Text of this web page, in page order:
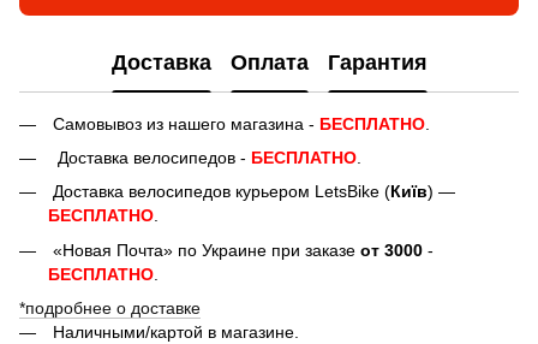
Доставка Оплата Гарантия
Самовывоз из нашего магазина - БЕСПЛАТНО
Доставка велосипедов - БЕСПЛАТНО
Доставка велосипедов курьером LetsBike (Київ) —
БЕСПЛАТНО.
«Новая Почта» по Украине при заказе от 3000 -
БЕСПЛАТНО
*подробнее о доставке
Наличными/картой в магазине.